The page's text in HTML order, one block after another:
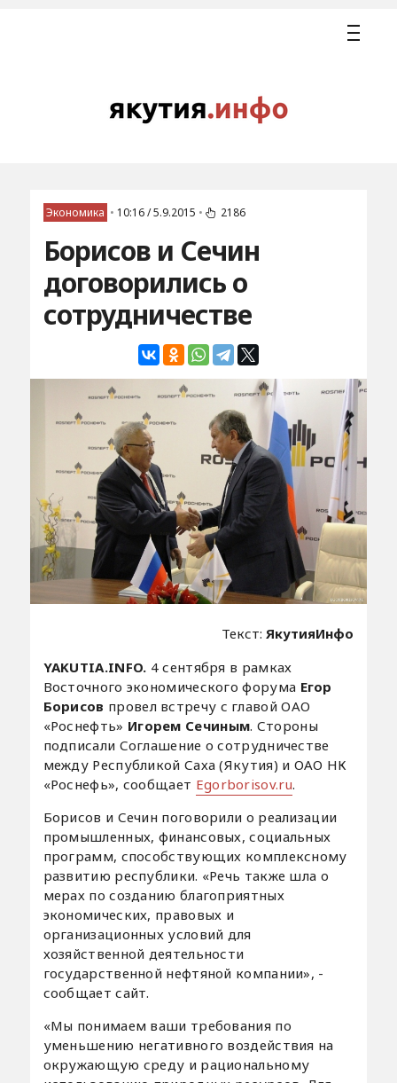
Экономика • 10:16 / 5.9.2015 • 2186
Борисов и Сечин
договорились о
сотрудничестве
Текст: ЯкутияИнфо
YAKUTIA.INFO. 4 сентября в рамках
Восточного экономического форума Егор
Борисов провел встречу с главой ОАО
«Роснефть» Игорем Сечиным. Стороны
подписали Соглашение о сотрудничестве
между Республикой Саха (Якутия) и ОАО НК
«Роснефь», сообщает Egorborisov.ru.
Борисов и Сечин поговорили о реализации
промышленных, финансовых, социальных
программ, способствующих комплексному
развитию республики. «Речь также шла о
мерах по созданию благоприятных
экономических, правовых и
организационных условий для
хозяйственной деятельности
государственной нефтяной компании», -
сообщает сайт.
«Мы понимаем ваши требования по
уменьшению негативного воздействия на
окружающую среду и рациональному